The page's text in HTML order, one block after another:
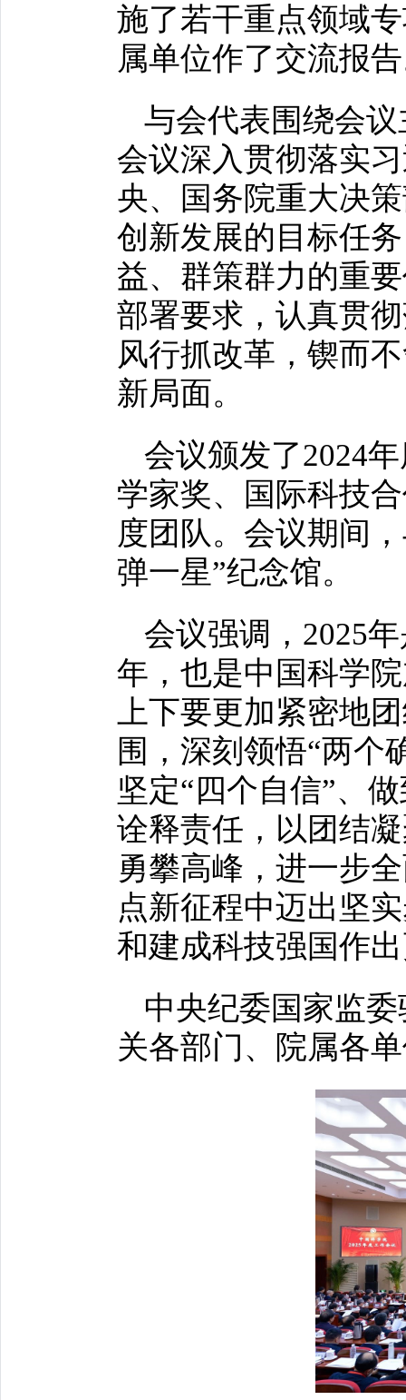
施了若干重点领域
属单位作了交流报
与会代表围绕会
会议深入贯彻落实
央、国务院重大决
创新发展的目标任
益、群策群力的重
部署要求，认真贯
风行抓改革，锲而
新局面。
会议颁发了2024
学家奖、国际科技
度团队。会议期间
弹一星”纪念馆。
会议强调，2025
年，也是中国科学
上下要更加紧密地
围，深刻领悟“两个
坚定“四个自信”、
诠释责任，以团结
勇攀高峰，进一步
点新征程中迈出坚
和建成科技强国作
中央纪委国家监
关各部门、院属各